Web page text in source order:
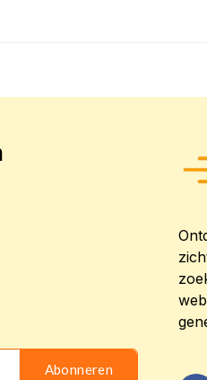
Abonneren